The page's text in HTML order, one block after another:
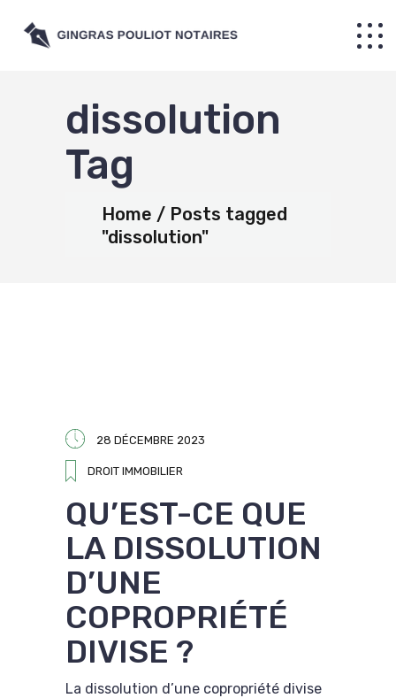
dissolution
Tag
Home
Posts tagged
"dissolution"
28 DÉCEMBRE 2023
DROIT IMMOBILIER
QU’EST-CE QUE
LA DISSOLUTION
D’UNE
COPROPRIÉTÉ
DIVISE ?
La dissolution d’une copropriété divise